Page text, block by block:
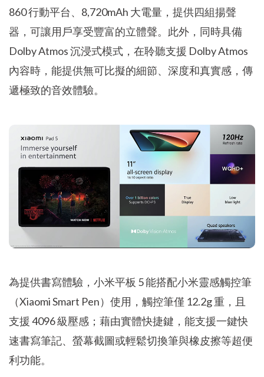
860 行動平台、8,720mAh 大電量，提供四組揚聲
器，可讓用戶享受豐富的立體聲。此外，同時具備
Dolby Atmos 沉浸式模式，在聆聽支援 Dolby Atmos
內容時，能提供無可比擬的細節、深度和真實感，傳
遞極致的音效體驗。
為提供書寫體驗，小米平板 5 能搭配小米靈感觸控筆
（Xiaomi Smart Pen）使用，觸控筆僅 12.2g 重，且
支援 4096 級壓感；藉由實體快捷鍵，能支援一鍵快
速書寫筆記、螢幕截圖或輕鬆切換筆與橡皮擦等超便
利功能。